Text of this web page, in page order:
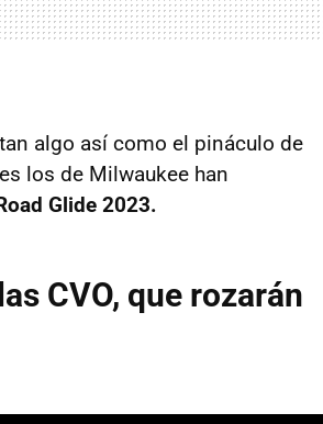
algo así como el pináculo de
los de Milwaukee han
Glide 2023.
CVO, que rozarán